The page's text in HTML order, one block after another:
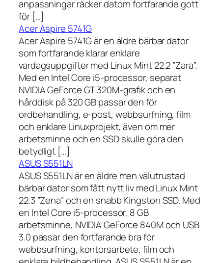
anpassningar räcker datorn fortfarande gott
för […]
Acer Aspire 5741G
Acer Aspire 5741G är en äldre bärbar dator
som fortfarande klarar enklare
vardagsuppgifter med Linux Mint 22.2 ”Zara”.
Med en Intel Core i5-processor, separat
NVIDIA GeForce GT 320M-grafik och en
hårddisk på 320 GB passar den för
ordbehandling, e-post, webbsurfning, film
och enklare Linuxprojekt, även om mer
arbetsminne och en SSD skulle göra den
betydligt […]
ASUS S551LN
ASUS S551LN är en äldre men välutrustad
bärbar dator som fått nytt liv med Linux Mint
22.3 ”Zena” och en snabb Kingston SSD. Med
en Intel Core i5-processor, 8 GB
arbetsminne, NVIDIA GeForce 840M och USB
3.0 passar den fortfarande bra för
webbsurfning, kontorsarbete, film och